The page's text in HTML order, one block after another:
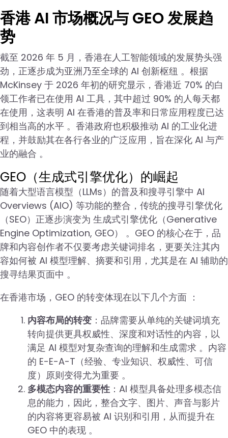
香港 AI 市场概况与 GEO 发展趋
势
截至 2026 年 5 月，香港在人工智能领域的发展势头强
劲，正逐步成为亚洲乃至全球的 AI 创新枢纽 。根据
McKinsey 于 2026 年初的研究显示，香港近 70% 的白
领工作者已在使用 AI 工具，其中超过 90% 的人每天都
在使用，这表明 AI 在香港的普及率和日常应用程度已达
到相当高的水平 。香港政府也积极推动 AI 的工业化进
程，并鼓励其在各行各业的广泛应用，旨在深化 AI 与产
业的融合 。
GEO（生成式引擎优化）的崛起
随着大型语言模型（LLMs）的普及和搜寻引擎中 AI
Overviews (AIO) 等功能的整合，传统的搜寻引擎优化
（SEO）正逐步演变为 生成式引擎优化（Generative
Engine Optimization, GEO） 。GEO 的核心在于，品
牌和内容创作者不仅要考虑关键词排名，更要关注其内
容如何被 AI 模型理解、摘要和引用，尤其是在 AI 辅助的
搜寻结果页面中 。
在香港市场，GEO 的转变体现在以下几个方面 ：
内容布局的转变 ：品牌需要从单纯的关键词填充
转向提供更具权威性、深度和对话性的内容，以
满足 AI 模型对复杂查询的理解和生成需求 。内容
的 E-E-A-T（经验、专业知识、权威性、可信
度）原则变得尤为重要 。
多模态内容的重要性 ：AI 模型具备处理多模态信
息的能力，因此，整合文字、图片、声音与影片
的内容将更容易被 AI 识别和引用，从而提升在
GEO 中的表现 。